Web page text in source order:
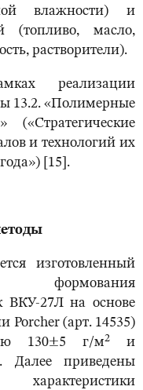
влажности) и
(топливо, масло,
растворители).
реализации
13.2. «Полимерные
(«Стратегические
и технологий их
[15].
изготовленный
формования
ВКУ-27Л на основе
Porcher (арт. 14535)
130±5 г/м2
и
Далее приведены